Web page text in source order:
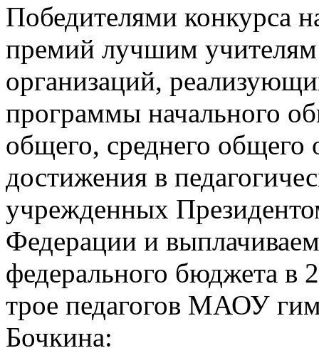
Победителями конкурса
премий лучшим учителям
организаций,
программы начального
общего, среднего общего
достижения в
учрежденных
Федерации и
федерального бюджета в
трое педагогов МАОУ
Бочкина: